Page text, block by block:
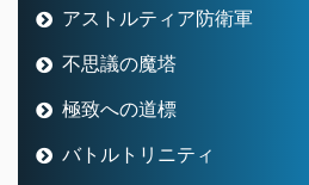
アストルティア防衛軍
不思議の魔塔
極致への道標
バトルトリニティ